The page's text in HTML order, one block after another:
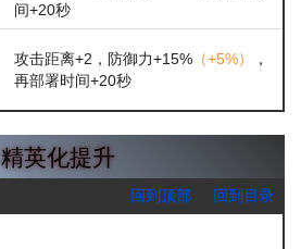
间+20秒
攻击距离+2，防御力+15% （+5%）
，
再部署时间+20秒
精英化提升
回到顶部 回到目录